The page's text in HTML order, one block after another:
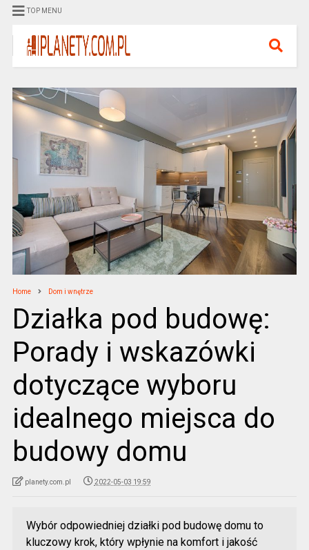
TOP MENU
Home Dom i wnętrze
Działka pod budowę:
Porady i wskazówki
dotyczące wyboru
idealnego miejsca do
budowy domu
planety.com.pl 2022-05-03 19:59
Wybór odpowiedniej działki pod budowę domu to
kluczowy krok, który wpłynie na komfort i jakość